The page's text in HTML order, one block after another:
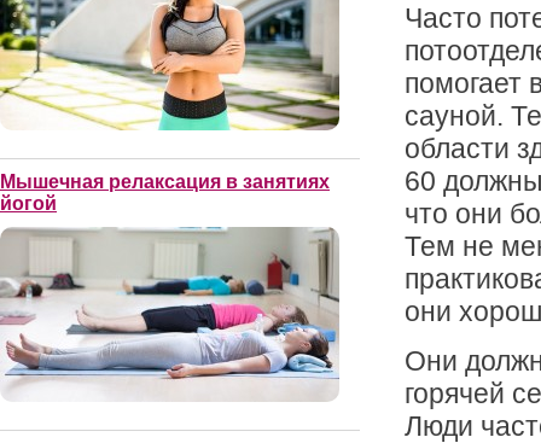
Мышечная релаксация в занятиях
йогой
Часто
помогает
сауной.
области
60
что они
Тем не
они
Они
горячей
Люди